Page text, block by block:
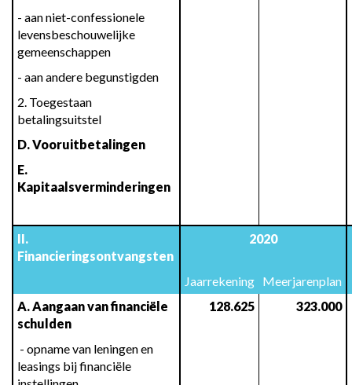
- aan niet-confessionele
levensbeschouwelijke
gemeenschappen
- aan andere begunstigden
2. Toegestaan
betalingsuitstel
D. Vooruitbetalingen
E.
Kapitaalsverminderingen
II.
Financieringsontvangsten
2020
Jaarrekening Meerjarenplan
A. Aangaan van financiële
schulden
128.625 323.000
leasings bij financiële